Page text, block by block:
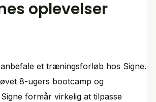
oplevelser
et træningsforløb hos Signe.
8-ugers bootcamp og
formår virkelig at tilpasse